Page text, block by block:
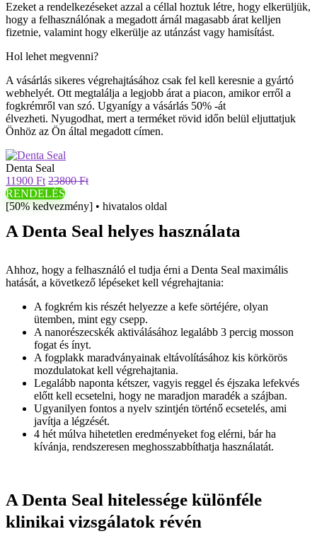
Ezeket a rendelkezéseket azzal a céllal hoztuk létre, hogy elkerüljük,
hogy a felhasználónak a megadott árnál magasabb árat kelljen
fizetnie, valamint hogy elkerülje az utánzást vagy hamisítást.
Hol lehet megvenni?
A vásárlás sikeres végrehajtásához csak fel kell keresnie a gyártó
webhelyét. Ott megtalálja a legjobb árat a piacon, amikor erről a
fogkrémről van szó. Ugyanígy a vásárlás 50% -át
élvezheti. Nyugodhat, mert a terméket rövid időn belül eljuttatjuk
Önhöz az Ön által megadott címen.
Denta Seal
11900 Ft 23800 Ft
RENDELÉS
[50% kedvezmény] • hivatalos oldal
A Denta Seal helyes használata
Ahhoz, hogy a felhasználó el tudja érni a Denta Seal maximális
hatását, a következő lépéseket kell végrehajtania:
A fogkrém kis részét helyezze a kefe sörtéjére, olyan
ütemben, mint egy csepp.
A nanorészecskék aktiválásához legalább 3 percig mosson
fogat és ínyt.
A fogplakk maradványainak eltávolításához kis körkörös
mozdulatokat kell végrehajtania.
Legalább naponta kétszer, vagyis reggel és éjszaka lefekvés
előtt kell ecsetelni, hogy ne maradjon maradék a szájban.
Ugyanilyen fontos a nyelv szintjén történő ecsetelés, ami
javítja a légzését.
4 hét múlva hihetetlen eredményeket fog elérni, bár ha
kívánja, rendszeresen meghosszabbíthatja használatát.
A Denta Seal hitelessége különféle
klinikai vizsgálatok révén